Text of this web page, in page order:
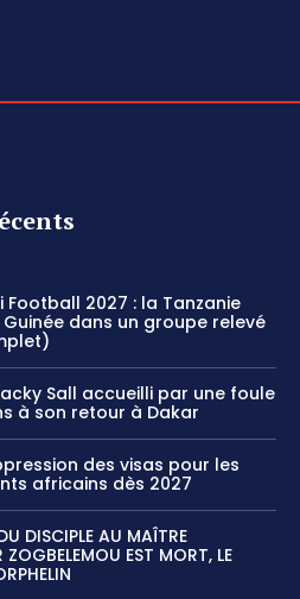
Football 2027 : la Tanzanie
dans un groupe relevé
Sall accueilli par une foule
à son retour à Dakar
des visas pour les
africains dès 2027
DISCIPLE AU MAÎTRE
ZOGBELEMOU EST MORT, LE